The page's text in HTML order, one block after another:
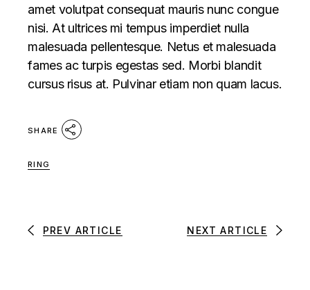
amet volutpat consequat mauris nunc congue
nisi. At ultrices mi tempus imperdiet nulla
malesuada pellentesque. Netus et malesuada
fames ac turpis egestas sed. Morbi blandit
cursus risus at. Pulvinar etiam non quam lacus.
SHARE
RING
PREV ARTICLE NEXT ARTICLE